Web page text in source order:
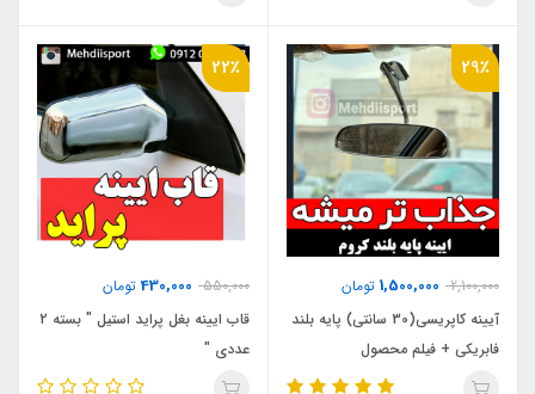
29٪
2,100,000
1,500,000 تومان
آیینه کاپریسی(30 سانتی) پایه بلند
فابریکی + فیلم محصول
22٪
550,000
430,000تومان
قاب ایینه بغل پراید استیل " بسته 2
عددی "